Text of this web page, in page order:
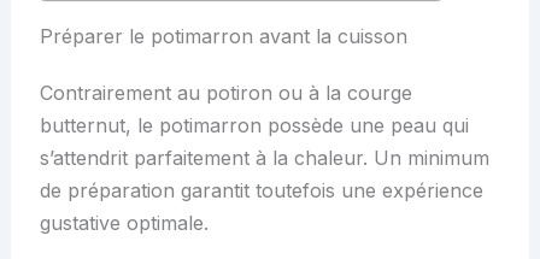
Préparer le potimarron avant la cuisson
Contrairement au potiron ou à la courge
butternut, le potimarron possède une peau qui
s’attendrit parfaitement à la chaleur. Un minimum
de préparation garantit toutefois une expérience
gustative optimale.